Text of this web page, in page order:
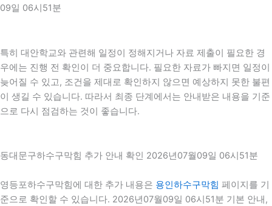
09일 06시51분
특히 대안학교와 관련해 일정이 정해지거나 자료 제출이 필요한 경
우에는 진행 전 확인이 더 중요합니다. 필요한 자료가 빠지면 일정이
늦어질 수 있고, 조건을 제대로 확인하지 않으면 예상하지 못한 불편
이 생길 수 있습니다. 따라서 최종 단계에서는 안내받은 내용을 기준
으로 다시 점검하는 것이 좋습니다.
동대문구하수구막힘 추가 안내 확인 2026년07월09일 06시51분
영등포하수구막힘에 대한 추가 내용은 용인하수구막힘 페이지를 기
준으로 확인할 수 있습니다. 2026년07월09일 06시51분 기본 안내,